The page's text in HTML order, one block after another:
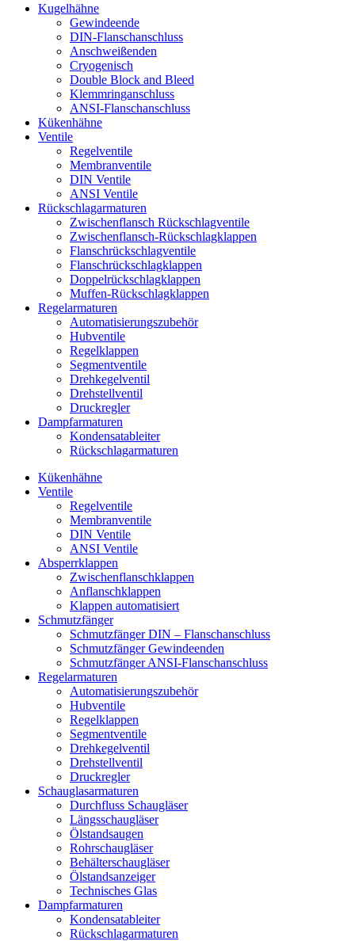
Kugelhähne
Gewindeende
DIN-Flanschanschluss
Anschweißenden
Cryogenisch
Double Block and Bleed
Klemmringanschluss
ANSI-Flanschanschluss
Kükenhähne
Ventile
Regelventile
Membranventile
DIN Ventile
ANSI Ventile
Rückschlag­armaturen
Zwischenflansch Rückschlagventile
Zwischenflansch-Rückschlagklappen
Flanschrückschlagventile
Flanschrückschlagklappen
Doppelrückschlagklappen
Muffen-Rückschlagklappen
Regelarmaturen
Automatisierungszubehör
Hubventile
Regelklappen
Segmentventile
Drehkegelventil
Drehstellventil
Druckregler
Dampfarmaturen
Kondensatableiter
Rückschlagarmaturen
Kükenhähne
Ventile
Regelventile
Membranventile
DIN Ventile
ANSI Ventile
Absperrklappen
Zwischenflanschklappen
Anflanschklappen
Klappen automatisiert
Schmutzfänger
Schmutzfänger DIN – Flanschanschluss
Schmutzfänger Gewindeenden
Schmutzfänger ANSI-Flanschanschluss
Regelarmaturen
Automatisierungszubehör
Hubventile
Regelklappen
Segmentventile
Drehkegelventil
Drehstellventil
Druckregler
Schauglas­armaturen
Durchfluss Schaugläser
Längsschaugläser
Ölstandsaugen
Rohrschaugläser
Behälterschaugläser
Ölstandsanzeiger
Technisches Glas
Dampfarmaturen
Kondensatableiter
Rückschlagarmaturen